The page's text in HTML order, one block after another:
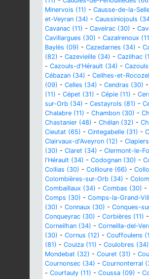
Minervois (11) - Causse-de-la-
et-Veyran (34) - Caussiniojouls
Cavanac (11) - Caveirac (30) -
Cavillargues (30) - Cazalrenoux
Baylès (09) - Cazedarnes (34) -
(82) - Cazevieille (34) - Cazilhac
- Cazouls-d'Hérault (34) -
Cébazan (34) - Ceilhes-et-
(09) - Celles (34) - Cendras (30) -
(11) - Cépet (31) - Cépie (11) -
sur-Orb (34) - Cestayrols (81) -
Chalabre (11) - Chambon (30) -
Chastanier (48) - Chélan (32) -
Cieutat (65) - Cintegabelle (31) -
Clairvaux-d'Aveyron (12) -
(30) - Claret (34) - Clermont-le-
l'Hérault (34) - Codognan (30) -
Collias (30) - Collioure (66) -
Colombières-sur-Orb (34) -
Combaillaux (34) - Combas (30) -
Comps (30) - Comps-la-Grand-
(30) - Connaux (30) - Conques-
Conqueyrac (30) - Corbières (11) -
Corneilhan (34) - Corneilla-del-
(30) - Cornus (12) - Couffoulens
(81) - Couiza (11) - Coulobres (34)
Mondebat (32) - Couret (31) -
Cournonsec (34) - Cournonterral
- Courtauly (11) - Coussa (09) -